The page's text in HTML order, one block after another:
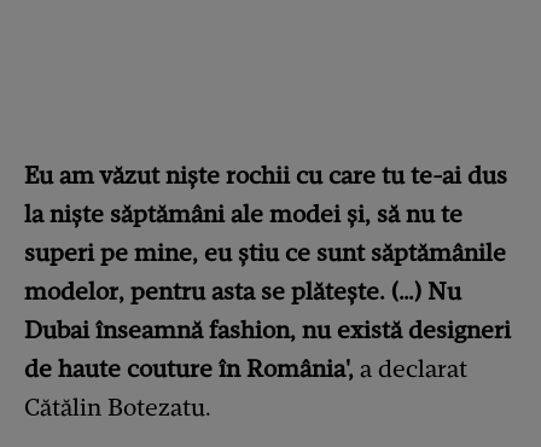
Eu am văzut niște rochii cu care tu te-ai dus
la niște săptămâni ale modei și, să nu te
superi pe mine, eu știu ce sunt săptămânile
modelor, pentru asta se plătește. (…) Nu
Dubai înseamnă fashion, nu există designeri
de haute couture în România', a declarat
Cătălin Botezatu.